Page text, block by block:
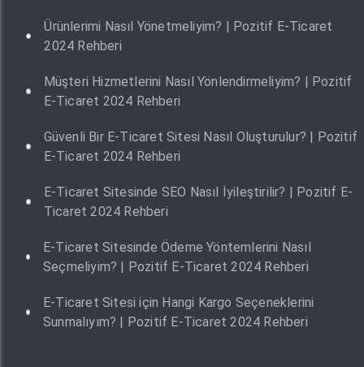
Ürünlerimi Nasıl Yönetmeliyim? | Pozitif E-Ticaret
2024 Rehberi
Müşteri Hizmetlerini Nasıl Yönlendirmeliyim? | Pozitif
E-Ticaret 2024 Rehberi
Güvenli Bir E-Ticaret Sitesi Nasıl Oluşturulur? | Pozitif
E-Ticaret 2024 Rehberi
E-Ticaret Sitesinde SEO Nasıl İyileştirilir? | Pozitif E-
Ticaret 2024 Rehberi
E-Ticaret Sitesinde Ödeme Yöntemlerini Nasıl
Seçmeliyim? | Pozitif E-Ticaret 2024 Rehberi
E-Ticaret Sitesi için Hangi Kargo Seçeneklerini
Sunmalıyım? | Pozitif E-Ticaret 2024 Rehberi